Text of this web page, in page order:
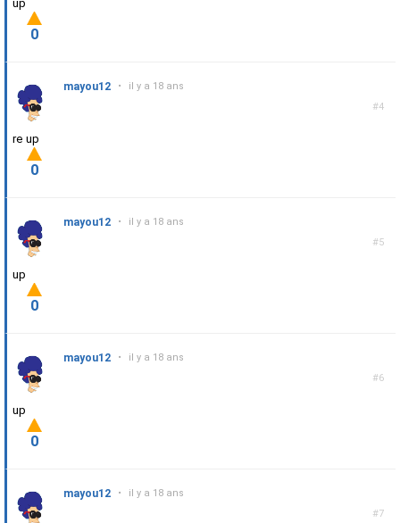
up
0
#4
mayou12 • il y a 18 ans
re up
0
#5
mayou12 • il y a 18 ans
up
0
#6
mayou12 • il y a 18 ans
up
0
#7
mayou12 • il y a 18 ans